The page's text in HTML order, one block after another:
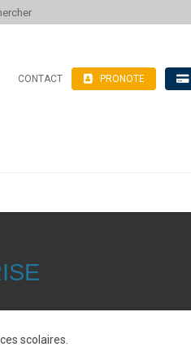
CONTACT PRONOTE
scolaires.